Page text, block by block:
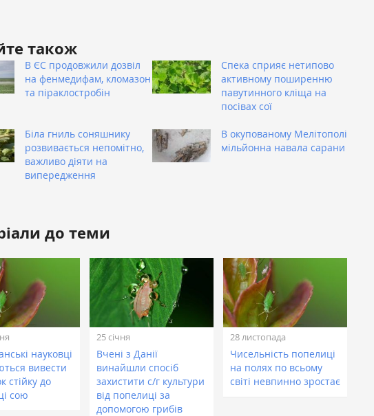
також
В ЄС продовжили дозвіл
на фенмедифам, кломазон
та піраклостробін
Спека сприяє нетипово
активному поширенню
павутинного кліща на
посівах сої
Біла гниль соняшнику
розвивається непомітно,
важливо діяти на
випередження
В окупованому Мелітополі
мільйонна навала сарани
до теми
науковці
вивести
стійку до
сою
25 січня
Вчені з Данії
винайшли спосіб
захистити с/г культури
від попелиці за
допомогою грибів
28 листопада
Чисельність попелиці
на полях по всьому
світі невпинно зростає